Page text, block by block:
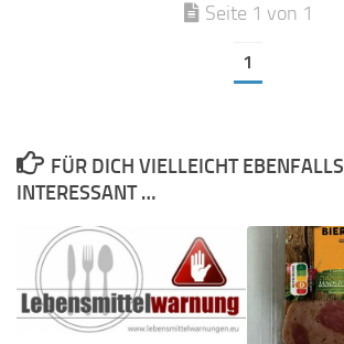
Seite 1 von 1
1
FÜR DICH VIELLEICHT EBENFALLS
INTERESSANT …